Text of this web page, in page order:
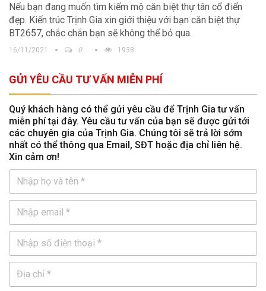
Nếu bạn đang muốn tìm kiếm mộ căn biệt thự tân cổ điển
đẹp. Kiến trúc Trịnh Gia xin giới thiệu với bạn căn biệt thự
BT2657, chắc chắn bạn sẽ không thể bỏ qua.
16/11/2021 0 1938
GỬI YÊU CẦU TƯ VẤN MIỄN PHÍ
Quý khách hàng có thể gửi yêu cầu để Trịnh Gia tư vấn
miễn phí tại đây. Yêu cầu tư vấn của bạn sẽ được gửi tới
các chuyên gia của Trịnh Gia. Chúng tôi sẽ trả lời sớm
nhất có thể thông qua Email, SĐT hoặc địa chỉ liên hệ.
Xin cảm ơn!